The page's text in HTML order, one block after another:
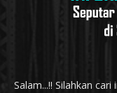
Salam...!! Silahkan